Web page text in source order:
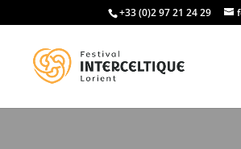
+33 (0)2 97 21 24 29